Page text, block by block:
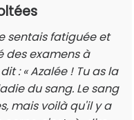
sentais fatiguée et
des examens à
: « Azalée ! Tu as la
du sang. Le sang
mais voilà qu'il y a